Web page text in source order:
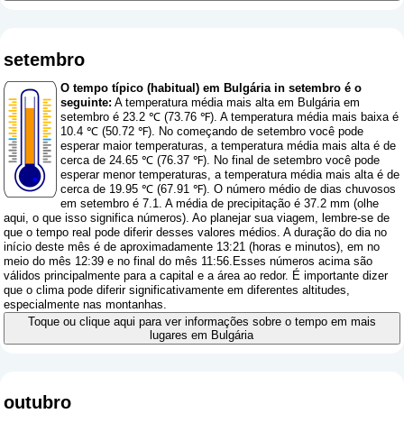
setembro
O tempo típico (habitual) em Bulgária in setembro é o
seguinte: A temperatura média mais alta em Bulgária em
setembro é 23.2 ℃ (73.76 ℉). A temperatura média mais baixa é
10.4 ℃ (50.72 ℉). No começando de setembro você pode
esperar maior temperaturas, a temperatura média mais alta é de
cerca de 24.65 ℃ (76.37 ℉). No final de setembro você pode
esperar menor temperaturas, a temperatura média mais alta é de
cerca de 19.95 ℃ (67.91 ℉). O número médio de dias chuvosos
em setembro é 7.1. A média de precipitação é 37.2 mm (olhe
aqui, o que isso significa números). Ao planejar sua viagem, lembre-se de
que o tempo real pode diferir desses valores médios. A duração do dia no
início deste mês é de aproximadamente 13:21 (horas e minutos), em no
meio do mês 12:39 e no final do mês 11:56.Esses números acima são
válidos principalmente para a capital e a área ao redor. É importante dizer
que o clima pode diferir significativamente em diferentes altitudes,
especialmente nas montanhas.
Toque ou clique aqui para ver informações sobre o tempo em mais
lugares em Bulgária
outubro